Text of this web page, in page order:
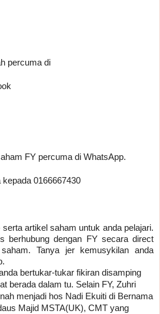
percuma di
FY percuma di WhatsApp.
0166667430
artikel saham untuk anda pelajari.
berhubung dengan FY secara direct
Tanya jer kemusykilan anda
bertukar-tukar fikiran disamping
berada dalam tu. Selain FY, Zuhri
menjadi hos Nadi Ekuiti di Bernama
Majid MSTA(UK), CMT yang